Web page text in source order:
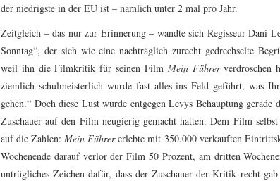
der niedrigste in der EU ist – nämlich unter 2 mal pro Jahr.
Zeitgleich – das nur zur Erinnerung – wandte sich Regisseur Dani
Sonntag“, der sich wie eine nachträglich zurecht gedrechselte
weil ihn die Filmkritik für seinen Film Mein Führerverdroschen
ziemlich schulmeisterlich wurde fast alles ins Feld geführt, was
gehen.“ Doch diese Lust wurde entgegen Levys Behauptung
Zuschauer auf den Film neugierig gemacht hatten. Dem Film
auf die Zahlen:Mein Führererlebte mit 350.000 verkauften
Wochenende darauf verlor der Film 50 Prozent, am dritten
untrügliches Zeichen dafür, dass der Zuschauer der Kritik recht